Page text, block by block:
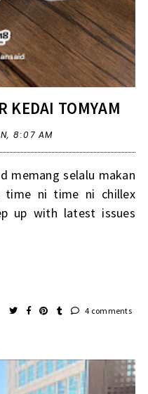
KEDAI TOMYAM
8:07 AM
memang selalu makan
time ni time ni chillex
up with latest issues
4 comments